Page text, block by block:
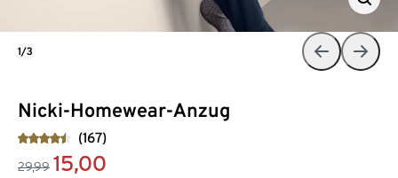
Nicki-Homewear-Anzug
(167)
29,99 15,00
1/3